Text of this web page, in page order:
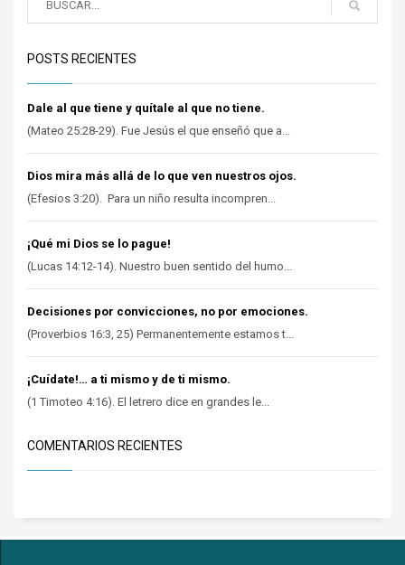
POSTS RECIENTES
Dale al que tiene y quítale al que no tiene.
(Mateo 25:28-29). Fue Jesús el que enseñó que a...
Dios mira más allá de lo que ven nuestros ojos.
(Efesios 3:20). Para un niño resulta incompren...
¡Qué mi Dios se lo pague!
(Lucas 14:12-14). Nuestro buen sentido del humo...
Decisiones por convicciones, no por emociones.
(Proverbios 16:3, 25) Permanentemente estamos t...
¡Cuídate!… a ti mismo y de ti mismo.
(1 Timoteo 4:16). El letrero dice en grandes le...
COMENTARIOS RECIENTES